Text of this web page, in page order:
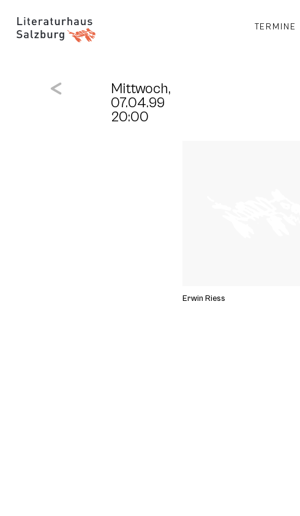
TERMINE
Mittwoch,
07.04.99
20:00
Erwin Riess